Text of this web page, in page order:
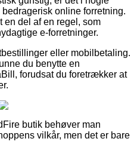
online forretning.
en del af en regel, som
e-forretninger.
eller mobilbetaling.
du benytte en
forudsat du foretrækker at
butik behøver man
vilkår, men det er bare